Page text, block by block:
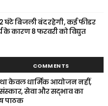
घंटे बिजली बंद रहेगी, कई फीडर
के कारण 8 फरवरी को विद्युत
COMMENTS
केवल धार्मिक आयोजन नहीं,
सेवा और सद्भाव का
पाठक